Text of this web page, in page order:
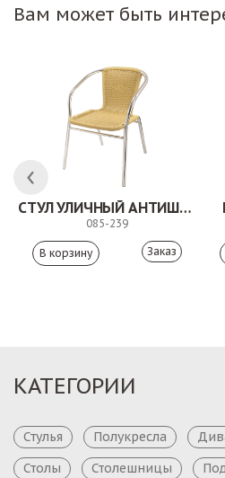
Вам может быть
СТУЛ УЛИЧНЫЙ АНТИШОН
085-239
Заказ
КАТЕГОРИИ
Стулья Полукресла
Столы
Столешницы